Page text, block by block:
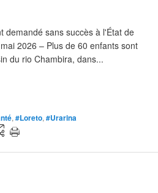
demandé sans succès à l'État de
2026 – Plus de 60 enfants sont
du rio Chambira, dans...
, #Loreto, #Urarina